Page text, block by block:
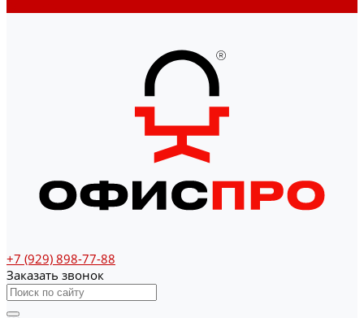
+7 (929) 898-77-88
Заказать звонок